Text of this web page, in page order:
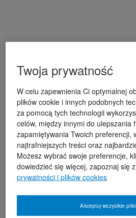
Twoja prywatność
W celu zapewnienia Ci optymalnej
plików cookie i innych podobnych
za pomocą tych technologii
celów, między innymi do ulepszania
zapamiętywania Twoich preferencji,
najtrafniejszych treści oraz
Możesz wybrać swoje preferencje,
dowiedzieć się więcej, zapoznaj się
prywatności i plików cookies
Akceptuj wszystkie